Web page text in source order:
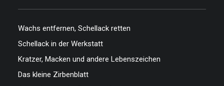
Wachs entfernen, Schellack retten
Schellack in der Werkstatt
Kratzer, Macken und andere Lebenszeichen
Das kleine Zirbenblatt